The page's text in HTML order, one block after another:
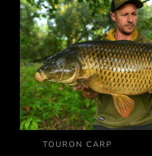
TOURON CARP